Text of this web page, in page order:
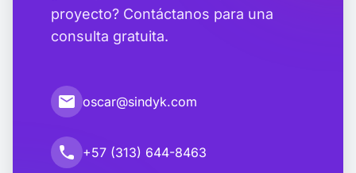
proyecto? Contáctanos para una
consulta gratuita.
email oscar@sindyk.com
call +57 (313) 644-8463